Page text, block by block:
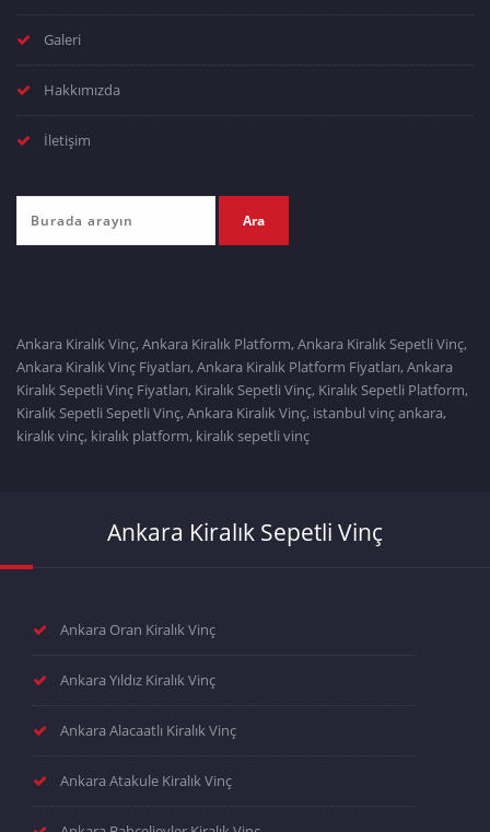
Galeri
Hakkımızda
İletişim
Ankara Kiralık Vinç, Ankara Kiralık Platform, Ankara Kiralık Sepetli Vinç,
Ankara Kiralık Vinç Fiyatları, Ankara Kiralık Platform Fiyatları, Ankara
Kiralık Sepetli Vinç Fiyatları, Kiralık Sepetli Vinç, Kiralık Sepetli Platform,
Kiralık Sepetli Sepetli Vinç, Ankara Kiralık Vinç, istanbul vinç ankara,
kiralık vinç, kiralık platform, kiralık sepetli vinç
Ankara Kiralık Sepetli Vinç
Ankara Oran Kiralık Vinç
Ankara Yıldız Kiralık Vinç
Ankara Alacaatlı Kiralık Vinç
Ankara Atakule Kiralık Vinç